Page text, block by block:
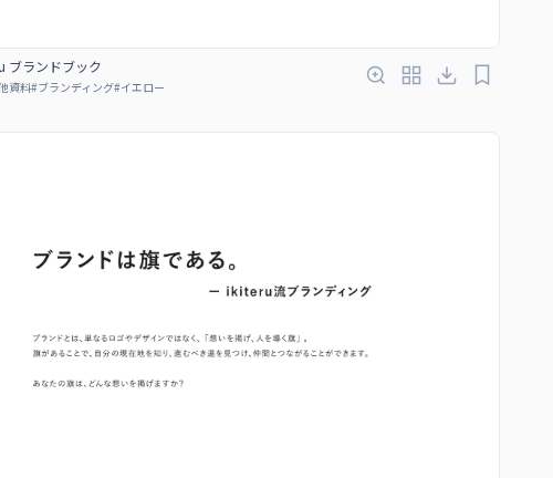
ブランドブック
資料#ブランディング#イエロー